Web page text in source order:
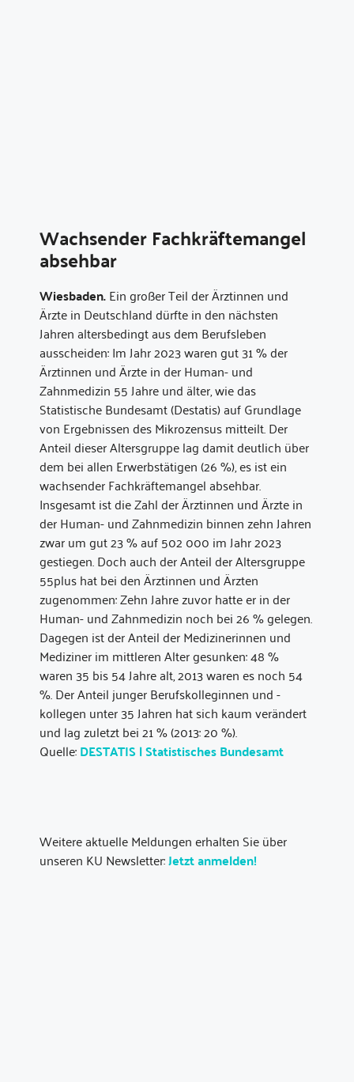
Wachsender Fachkräftemangel
absehbar
Wiesbaden.Ein großer Teil der Ärztinnen und
Ärzte in Deutschland dürfte in den nächsten
Jahren altersbedingt aus dem Berufsleben
ausscheiden: Im Jahr 2023 waren gut 31 % der
Ärztinnen und Ärzte in der Human- und
Zahnmedizin 55 Jahre und älter, wie das
Statistische Bundesamt (Destatis) auf Grundlage
von Ergebnissen des Mikrozensus mitteilt. Der
Anteil dieser Altersgruppe lag damit deutlich über
dem bei allen Erwerbstätigen (26 %), es ist ein
wachsender Fachkräftemangel absehbar.
Insgesamt ist die Zahl der Ärztinnen und Ärzte in
der Human- und Zahnmedizin binnen zehn Jahren
zwar um gut 23 % auf 502 000 im Jahr 2023
gestiegen. Doch auch der Anteil der Altersgruppe
55plus hat bei den Ärztinnen und Ärzten
zugenommen: Zehn Jahre zuvor hatte er in der
Human- und Zahnmedizin noch bei 26 % gelegen.
Dagegen ist der Anteil der Medizinerinnen und
Mediziner im mittleren Alter gesunken: 48 %
waren 35 bis 54 Jahre alt, 2013 waren es noch 54
%. Der Anteil junger Berufskolleginnen und -
kollegen unter 35 Jahren hat sich kaum verändert
und lag zuletzt bei 21 % (2013: 20 %).
Quelle:DESTATIS | Statistisches Bundesamt
Weitere aktuelle Meldungen erhalten Sie über
unseren KU Newsletter:Jetzt anmelden!